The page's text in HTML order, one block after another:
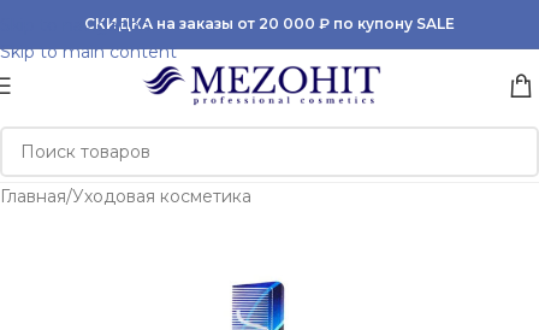
Skip to navigation
Skip to main content
СКИДКА на заказы от 20 000 ₽ по купону SALE
Главная/Уходовая косметика